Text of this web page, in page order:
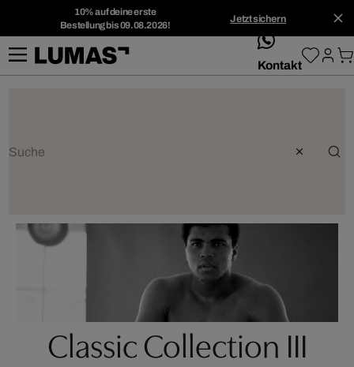
10% auf deine erste
Bestellung bis 09.08.2026!
Jetzt sichern
whatsApp
Kontakt
Classic Collection III